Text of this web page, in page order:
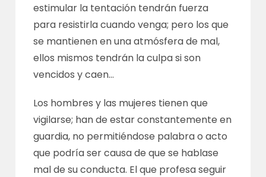
estimular la tentación tendrán fuerza
para resistirla cuando venga; pero los que
se mantienen en una atmósfera de mal,
ellos mismos tendrán la culpa si son
vencidos y caen…
Los hombres y las mujeres tienen que
vigilarse; han de estar constantemente en
guardia, no permitiéndose palabra o acto
que podría ser causa de que se hablase
mal de su conducta. El que profesa seguir